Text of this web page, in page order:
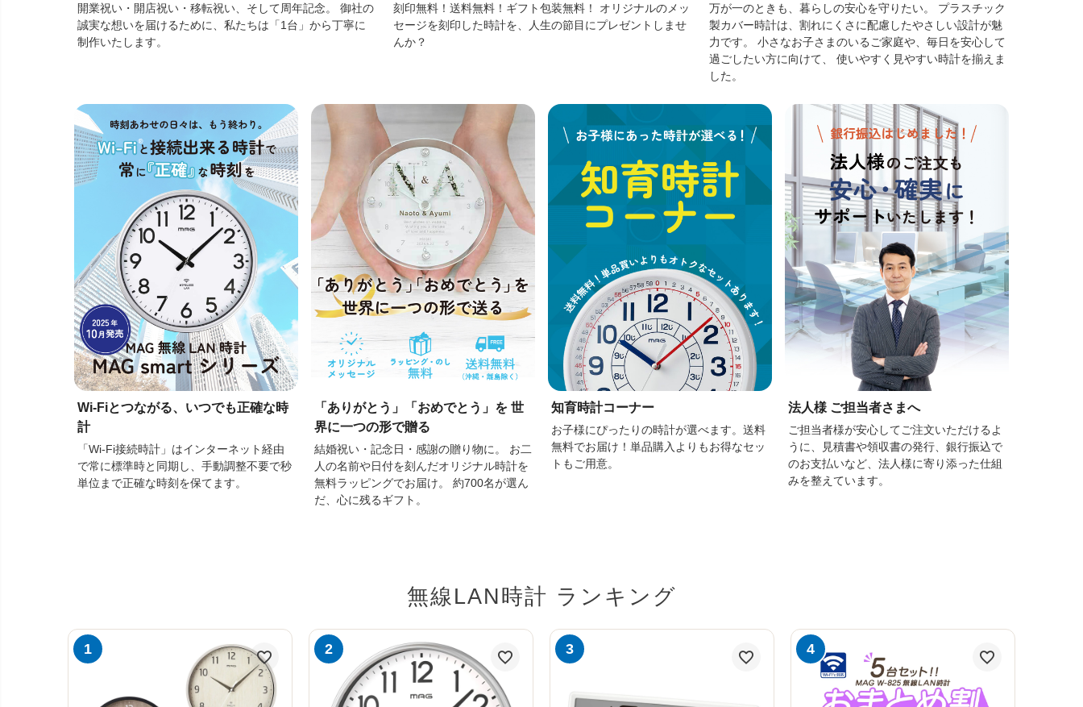
開業祝い・開店祝い・移転祝い、そして周年記念。 御社の
誠実な想いを届けるために、私たちは「1台」から丁寧に
制作いたします。
刻印無料！送料無料！ギフト包装無料！ オリジナルのメッ
セージを刻印した時計を、人生の節目にプレゼントしませ
んか？
万が一のときも、暮らしの安心を守りたい。 プラスチック
製カバー時計は、割れにくさに配慮したやさしい設計が魅
力です。 小さなお子さまのいるご家庭や、毎日を安心して
過ごしたい方に向けて、 使いやすく見やすい時計を揃えま
した。
Wi-Fiとつながる、いつでも正確な時
計
「Wi-Fi接続時計」はインターネット経由
で常に標準時と同期し、手動調整不要で秒
単位まで正確な時刻を保てます。
「ありがとう」「おめでとう」を 世
界に一つの形で贈る
結婚祝い・記念日・感謝の贈り物に。 お二
人の名前や日付を刻んだオリジナル時計を
無料ラッピングでお届け。 約700名が選ん
だ、心に残るギフト。
知育時計コーナー
お子様にぴったりの時計が選べます。送料
無料でお届け！単品購入よりもお得なセッ
トもご用意。
法人様 ご担当者さまへ
ご担当者様が安心してご注文いただけるよ
うに、見積書や領収書の発行、銀行振込で
のお支払いなど、法人様に寄り添った仕組
みを整えています。
無線LAN時計 ランキング